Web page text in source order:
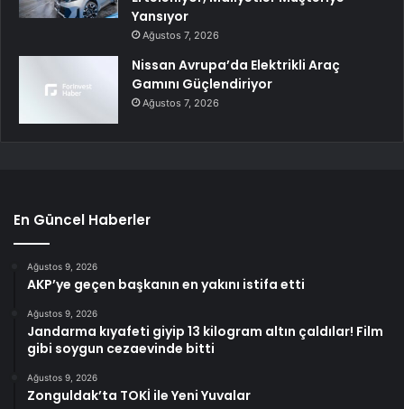
Yansıyor
Ağustos 7, 2026
Nissan Avrupa’da Elektrikli Araç
Gamını Güçlendiriyor
Ağustos 7, 2026
En Güncel Haberler
Ağustos 9, 2026
AKP’ye geçen başkanın en yakını istifa etti
Ağustos 9, 2026
Jandarma kıyafeti giyip 13 kilogram altın çaldılar! Film
gibi soygun cezaevinde bitti
Ağustos 9, 2026
Zonguldak’ta TOKİ ile Yeni Yuvalar